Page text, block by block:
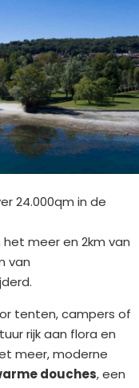
24.000qm in de
meer en 2km van
van
tenten, campers of
rijk aan flora en
meer, moderne
douches, een